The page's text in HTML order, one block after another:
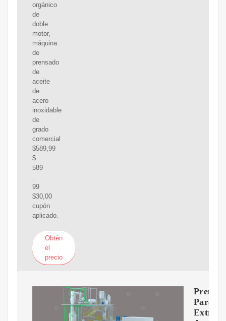
orgánico
de
doble
motor,
máquina
de
prensado
de
aceite
de
acero
inoxidable
de
grado
comercial
$589,99
$
589
.
99
$30,00
cupón
aplicado.
Obtén
el
precio
Prensa
Para
Extraer